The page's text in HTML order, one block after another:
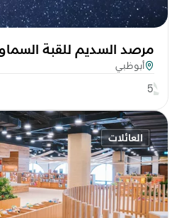
مرصد السديم للقبة
أبوظبي
5
العائلات